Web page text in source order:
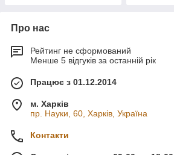
Про нас
Рейтинг не сформований
Менше 5 відгуків за останній рік
Працює з 01.12.2014
м. Харків
пр. Науки, 60, Харків, Україна
Контакти